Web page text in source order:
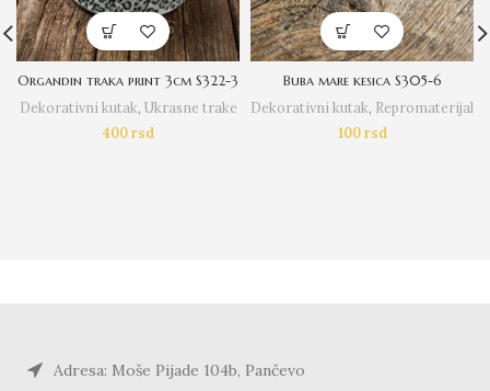
Organdin traka print 3cm S322-3
Dekorativni kutak, Ukrasne trake
400rsd
Buba mare kesica S305-6
Dekorativni kutak, Repromaterijal
100rsd
Adresa: Moše Pijade 104b, Pančevo